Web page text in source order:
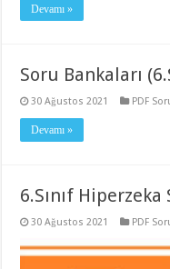
Devamı »
Soru Bankaları
30 Ağustos 2021 PDF
Devamı »
6.Sınıf Hiperzeka
30 Ağustos 2021 PDF